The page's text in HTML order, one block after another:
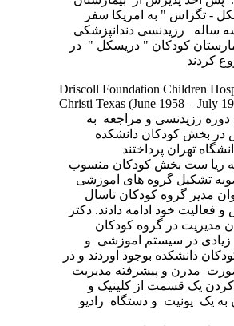
- تگزاس " به امریکا سفر
ساله رزیدنسی دندانپزشکی
کودکان " دریسکل " در
Driscoll Foundation Children
Christi Texas (June 1958 – July
دوره رزیدنسی و مراجعه به
در بخش کودکان دانشکده
ریا ست بخش کودکان منسوب
تشکیل گروه های اموزشی
مدیر گروه کودکان تاسال
و فعالیت خود ادامه دادند. دکتر
مدیریت در گروه کودکان
زیادی در سیستم اموزشی و
دانشکده بوجود اوردند و در
مدرن و پیشرفته مدیریت
کردن یک قسمت از کلینیک و
یک یونیت و دستگاه رادیو